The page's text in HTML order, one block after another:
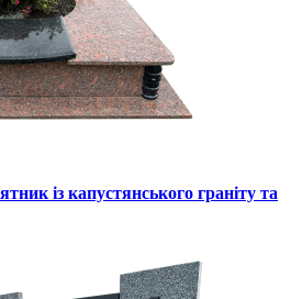
із капустянського граніту та